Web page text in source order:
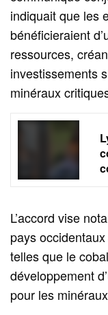
indiquait que les
bénéficieraient
ressources,
investissements
minéraux
L’accord vise
pays
telles que le
développement
pour les